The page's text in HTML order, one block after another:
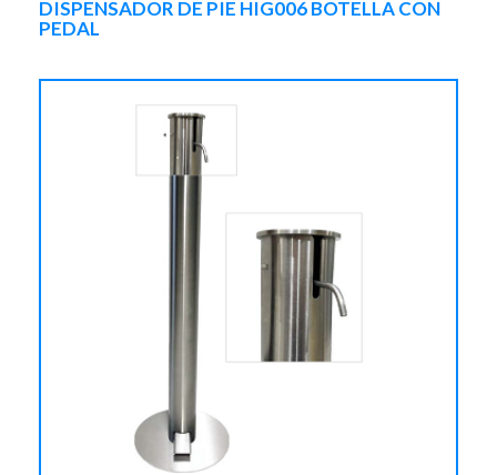
DISPENSADOR DE PIE HIG006 BOTELLA CON
PEDAL